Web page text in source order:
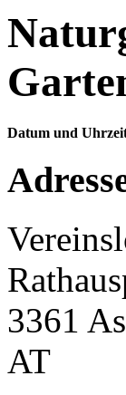
Datum und
3361
AT